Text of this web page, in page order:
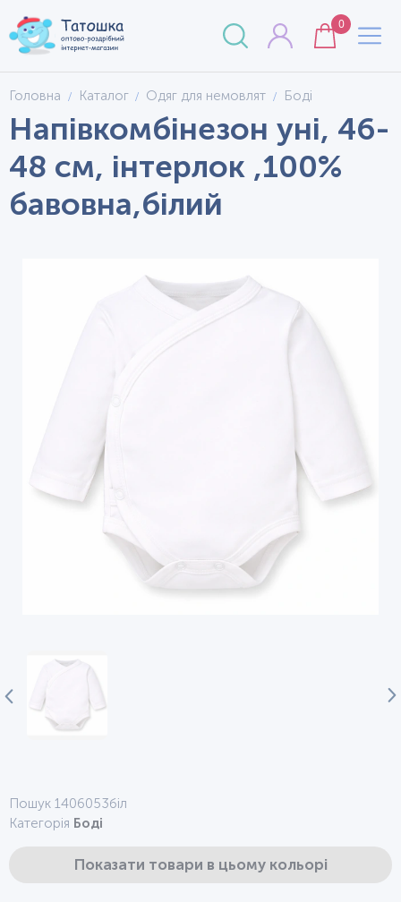
0
Головна Каталог Одяг для немовлят Боді
Напівкомбінезон уні, 46-
48 см, інтерлок ,100%
бавовна,білий
Пошук 1406053біл
Категорія Боді
Показати товари в цьому кольорі